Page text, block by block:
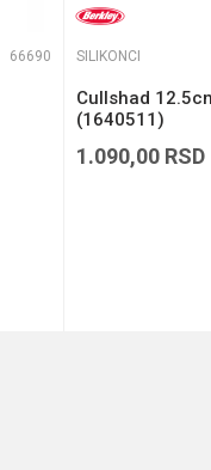
66690 SILIKONCI
Cullshad
(1640511)
1.090,00 RSD